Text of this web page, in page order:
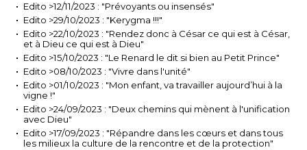
Edito >12/11/2023 : "Prévoyants ou insensés"
Edito >29/10/2023 : "Kerygma !!!"
Edito >22/10/2023 : "Rendez donc à César ce qui est à César,
et à Dieu ce qui est à Dieu"
Edito >15/10/2023 : "Le Renard le dit si bien au Petit Prince"
Edito >08/10/2023 : "Vivre dans l'unité"
Edito >01/10/2023 : "Mon enfant, va travailler aujourd’hui à la
vigne !"
Edito >24/09/2023 : "Deux chemins qui mènent à l'unification
avec Dieu"
Edito >17/09/2023 : "Répandre dans les cœurs et dans tous
les milieux la culture de la rencontre et de la protection"